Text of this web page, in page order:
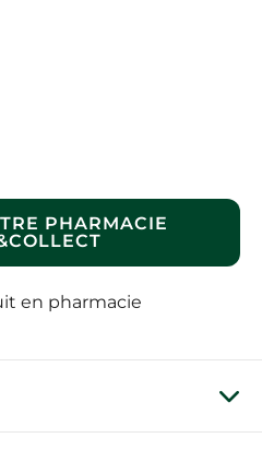
PHARMACIE
en pharmacie